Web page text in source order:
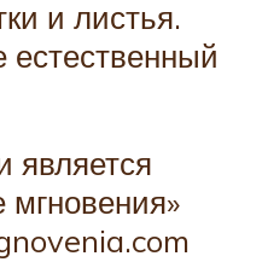
и листья.
естественный
является